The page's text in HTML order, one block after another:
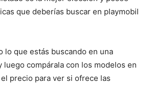
que deberías buscar en playmobil
lo que estás buscando en una
luego compárala con los modelos en
precio para ver si ofrece las